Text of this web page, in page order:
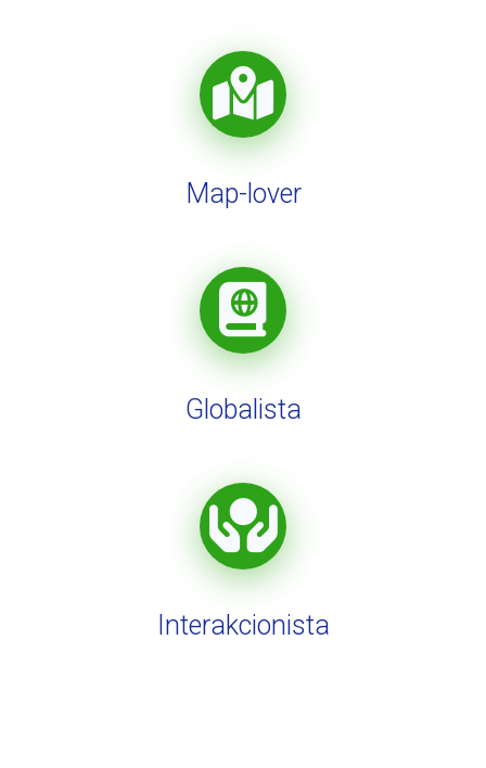
Map-lover
Globalista
Interakcionista